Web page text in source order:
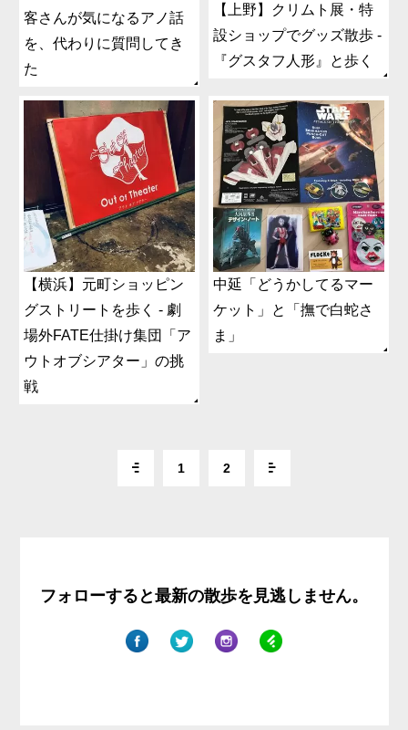
客さんが気になるアノ話
を、代わりに質問してき
た
【上野】クリムト展・特
設ショップでグッズ散歩 -
『グスタフ人形』と歩く
【横浜】元町ショッピン
グストリートを歩く - 劇
場外FATE仕掛け集団「ア
ウトオブシアター」の挑
戦
中延「どうかしてるマー
ケット」と「撫で白蛇さ
ま」
1 2
フォローすると最新の散歩を見逃しません。